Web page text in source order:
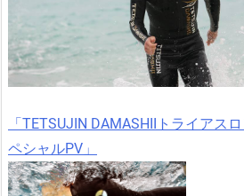
「TETSUJIN DAMASHIIトライア
ペシャルPV」